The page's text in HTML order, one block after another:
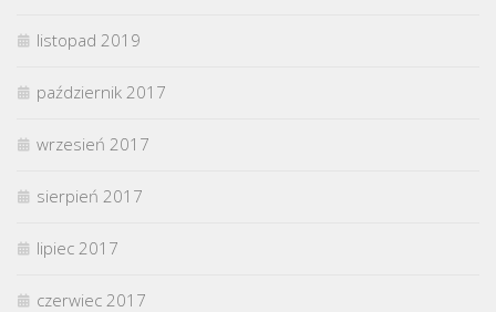
listopad 2019
październik 2017
wrzesień 2017
sierpień 2017
lipiec 2017
czerwiec 2017